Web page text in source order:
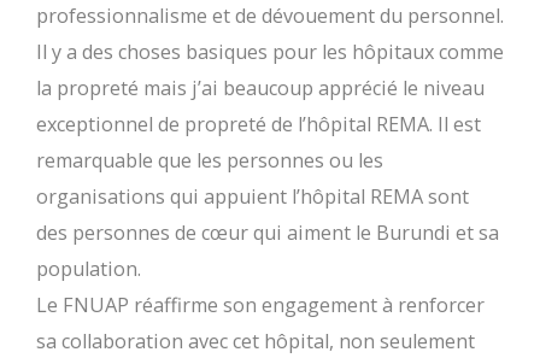
professionnalisme et de dévouement du personnel.
Il y a des choses basiques pour les hôpitaux comme
la propreté mais j’ai beaucoup apprécié le niveau
exceptionnel de propreté de l’hôpital REMA. Il est
remarquable que les personnes ou les
organisations qui appuient l’hôpital REMA sont
des personnes de cœur qui aiment le Burundi et sa
population.
Le FNUAP réaffirme son engagement à renforcer
sa collaboration avec cet hôpital, non seulement